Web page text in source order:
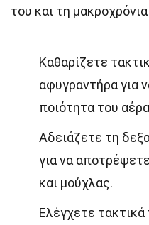
του και τη
Καθαρίζετε
αφυγραντήρα για
ποιότητα του
Αδειάζετε τη
για να
και μούχλας.
Ελέγχετε